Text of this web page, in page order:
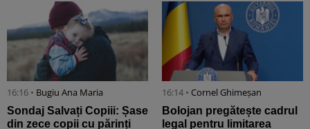
16:16 • Bugiu ⁠Ana Maria
Sondaj Salvați Copiii: Șase
din zece copii cu părinți
16:14 • Cornel Ghimeșan
Bolojan pregătește cadrul
legal pentru limitarea